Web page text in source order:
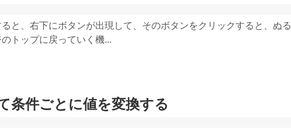
と、右下にボタンが出現して、そのボタンをクリックすると、ぬる
トップに戻っていく機...
条件ごとに値を変換する